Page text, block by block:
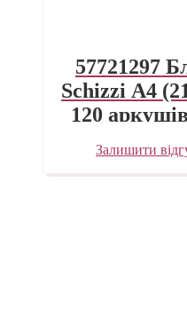
57721297
Schizzi А4
120
Залишити